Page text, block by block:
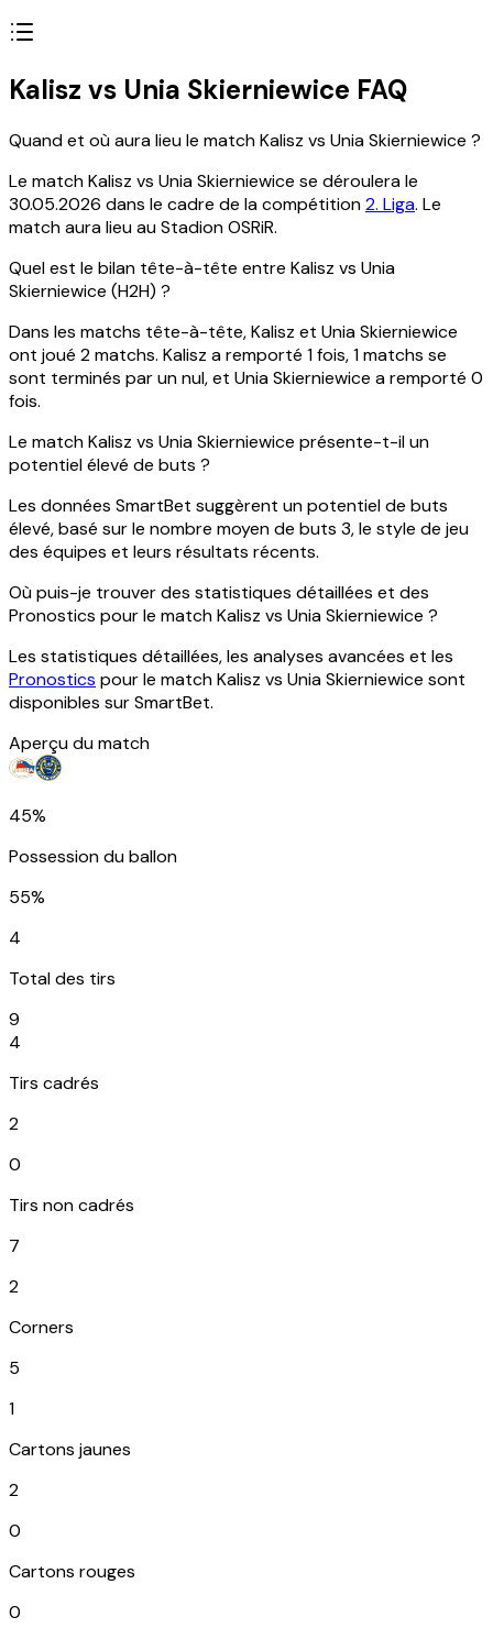
Kalisz vs Unia Skierniewice FAQ
Quand et où aura lieu le match Kalisz vs Unia Skierniewice ?
Le match Kalisz vs Unia Skierniewice se déroulera le
30.05.2026 dans le cadre de la compétition2. Liga. Le
match aura lieu au Stadion OSRiR.
Quel est le bilan tête-à-tête entre Kalisz vs Unia
Skierniewice (H2H) ?
Dans les matchs tête-à-tête, Kalisz et Unia Skierniewice
ont joué 2 matchs. Kalisz a remporté 1 fois, 1 matchs se
sont terminés par un nul, et Unia Skierniewice a remporté 0
fois.
Le match Kalisz vs Unia Skierniewice présente-t-il un
potentiel élevé de buts ?
Les données SmartBet suggèrent un potentiel de buts
élevé, basé sur le nombre moyen de buts 3, le style de jeu
des équipes et leurs résultats récents.
Où puis-je trouver des statistiques détaillées et des
Pronostics pour le match Kalisz vs Unia Skierniewice ?
Les statistiques détaillées, les analyses avancées et les
Pronostics pour le match Kalisz vs Unia Skierniewice sont
disponibles sur SmartBet.
Aperçu du match
45%
Possession du ballon
55%
4
Total des tirs
9
4
Tirs cadrés
2
0
Tirs non cadrés
7
2
Corners
5
1
Cartons jaunes
2
0
Cartons rouges
0